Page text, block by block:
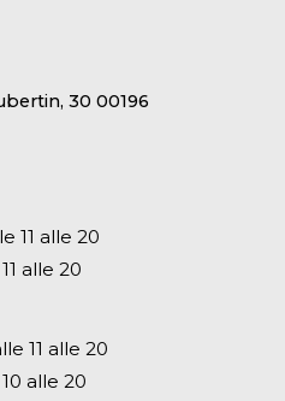
30 00196
11 alle 20
alle 20
11 alle 20
alle 20